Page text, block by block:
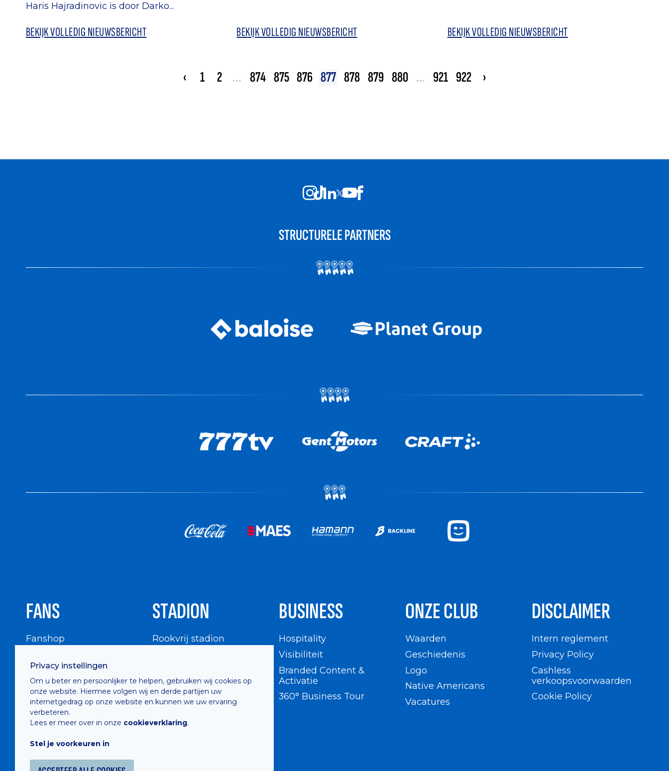
Haris Hajradinovic is door Darko...
BEKIJK VOLLEDIG NIEUWSBERICHT BEKIJK VOLLEDIG NIEUWSBERICHT BEKIJK VOLLEDIG NIEUWSBERICHT
‹ 1 2 ... 874 875 876 877 878 879 880 ... 921 922 ›
Privacy instellingen
Om u beter en persoonlijker te helpen, gebruiken wij cookies op
onze website. Hiermee volgen wij en derde partijen uw
internetgedrag op onze website en kunnen we uw ervaring
verbeteren.
Lees er meer over in onze cookieverklaring.
Stel je voorkeuren in
STRUCTURELE PARTNERS
FANS
Fanshop
Supportersraad
Buffalo Kids Club
Supportersfederatie
Supportersclubs
Fotoalbums
STADION
Rookvrij stadion
BUSINESS
Hospitality
Visibiliteit
Branded Content &
Activatie
360° Business Tour
ONZE CLUB
Waarden
Geschiedenis
Logo
Native Americans
Vacatures
DISCLAIMER
Intern reglement
Privacy Policy
Cashless
verkoopsvoorwaarden
Cookie Policy